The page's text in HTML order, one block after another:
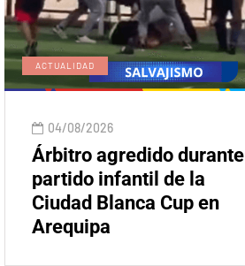
ACTUALIDAD
04/08/2026
Árbitro agredido durante
partido infantil de la
Ciudad Blanca Cup en
Arequipa